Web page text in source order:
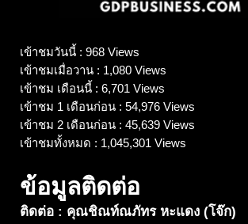
เข้าชมวันนี้ : 968 Views
เข้าชมเมื่อวาน : 1,080 Views
เข้าชม เดือนนี้ : 6,701 Views
เข้าชม 1 เดือนก่อน : 54,976 Views
เข้าชม 2 เดือนก่อน : 45,639 Views
เข้าชมทั้งหมด : 1,045,301 Views
ข้อมูลติดต่อ
ติดต่อ : คุณชิณท์ณภัทร หะแดง (โจ๊ก)